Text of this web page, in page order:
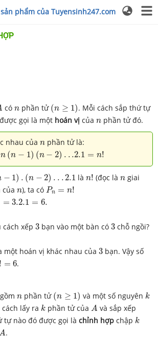
phẩm của Tuyensinh247.com
có n
n phần tử (n ≥ 1)
(n ≥1
. Mỗi cách sắp thứ tự
được gọi là một hoán vị của n
n phần tử đó.
nhau của n
n phần tử là:
n (n − 1) (n − 2) . . .2.1 = n!
n −1 −2 ).. .2 .1=
− 1) . (n − 2) . . .2.1
.(n −2) 2.1 làn!
n! (đọc làn
n giai
của n
n), ta có Pn = n!
Pn !
= 3.2.1 = 6.
3.2.1=6.
cách xếp 3
3 bạn vào một bàn có 3
3 chỗ ngồi?
một hoán vị khác nhau của 3
3 bạn. Vậy số
! = 6.
gồm n
n phần tử (n ≥ 1)
(n ≥1 và một số nguyênk
k
lấy ra k
kphần tử của A
A và sắp xếp
tự nào đó được gọi là chỉnh hợp chập k
k
A.